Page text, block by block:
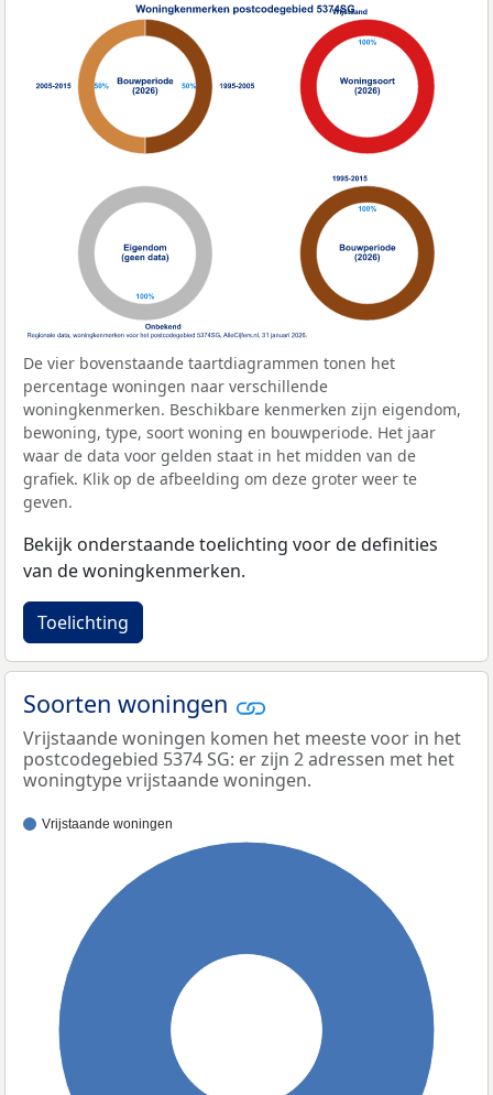
De vier bovenstaande taartdiagrammen tonen het
percentage woningen naar verschillende
woningkenmerken. Beschikbare kenmerken zijn eigendom,
bewoning, type, soort woning en bouwperiode. Het jaar
waar de data voor gelden staat in het midden van de
grafiek. Klik op de afbeelding om deze groter weer te
geven.
Bekijk onderstaande toelichting voor de definities
van de woningkenmerken.
Toelichting
Soorten woningen
Vrijstaande woningen komen het meeste voor in het
postcodegebied 5374 SG: er zijn 2 adressen met het
woningtype vrijstaande woningen.
Vrijstaande woningen